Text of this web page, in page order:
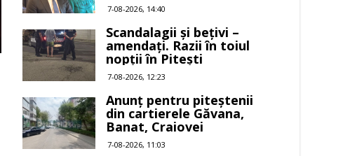
buruieni
7-08-2026, 14:40
Scandalagii și bețivi –
amendați. Razii în toiul
nopții în Pitești
7-08-2026, 12:23
Anunț pentru piteștenii
din cartierele Găvana,
Banat, Craiovei
7-08-2026, 11:03